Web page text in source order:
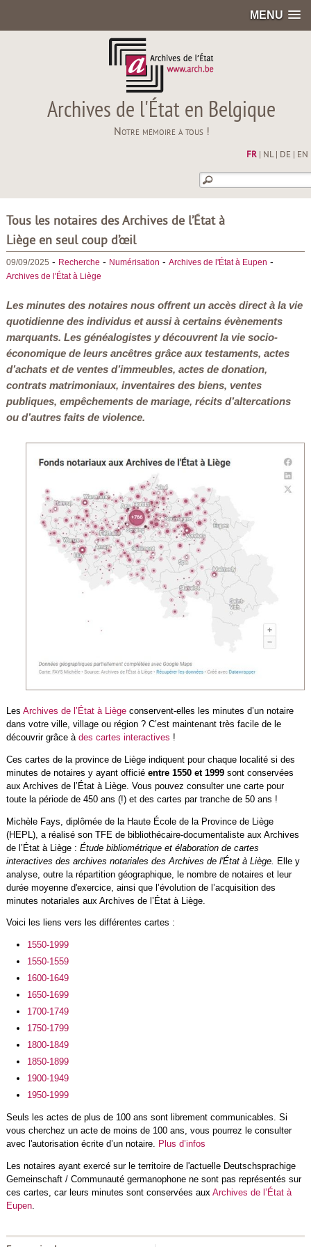
MENU
Archives de l'État en Belgique
Notre mémoire à tous !
FR| NL| DE EN
Tous les notaires des Archives de l’État à
Liège en seul coup d’œil
09/09/2025 - Recherche - Numérisation - Archives de l'État à Eupen -
Archives de l'État à Liège
Les minutes des notaires nous offrent un accès direct à la vie
quotidienne des individus et aussi à certains évènements
marquants. Les généalogistes y découvrent la vie socio-
économique de leurs ancêtres grâce aux testaments, actes
d’achats et de ventes d’immeubles, actes de donation,
contrats matrimoniaux, inventaires des biens, ventes
publiques, empêchements de mariage, récits d’altercations
ou d’autres faits de violence.
Les Archives de l’État à Liègeconservent-elles les minutes d’un notaire
dans votre ville, village ou région ? C’est maintenant très facile de le
découvrir grâce à des cartes interactives !
Ces cartes de la province de Liège indiquent pour chaque localité si des
minutes de notaires y ayant officié entre 1550 et 1999sont conservées
aux Archives de l’État à Liège. Vous pouvez consulter une carte pour
toute la période de 450 ans (!) et des cartes par tranche de 50 ans !
Michèle Fays, diplômée de la Haute École de la Province de Liège
(HEPL), a réalisé son TFE de bibliothécaire-documentaliste aux Archives
de l’État à Liège : Étude bibliométrique et élaboration de cartes
interactives des archives notariales des Archives de l'État à Liège. Elle y
analyse, outre la répartition géographique, le nombre de notaires et leur
durée moyenne d'exercice, ainsi que l’évolution de l’acquisition des
minutes notariales aux Archives de l’État à Liège.
Voici les liens vers les différentes cartes :
1550-1999
1550-1559
1600-1649
1650-1699
1700-1749
1750-1799
1800-1849
1850-1899
1900-1949
1950-1999
Seuls les actes de plus de 100 ans sont librement communicables. Si
vous cherchez un acte de moins de 100 ans, vous pourrez le consulter
avec l'autorisation écrite d’un notaire.
Plus d’infos
Les notaires ayant exercé sur le territoire de l'actuelle Deutschsprachige
Gemeinschaft / Communauté germanophone ne sont pas représentés sur
ces cartes, car leurs minutes sont conservées aux Archives de l’État à
Eupen.